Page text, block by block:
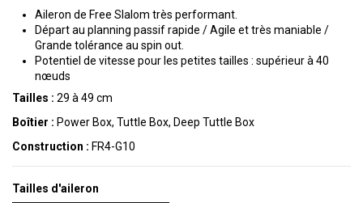
Aileron de Free Slalom très performant.
Départ au planning passif rapide / Agile et très maniable /
Grande tolérance au spin out.
Potentiel de vitesse pour les petites tailles : supérieur à 40
nœuds
Tailles : 29 à 49 cm
Boîtier : Power Box, Tuttle Box, Deep Tuttle Box
Construction : FR4-G10
Tailles d'aileron